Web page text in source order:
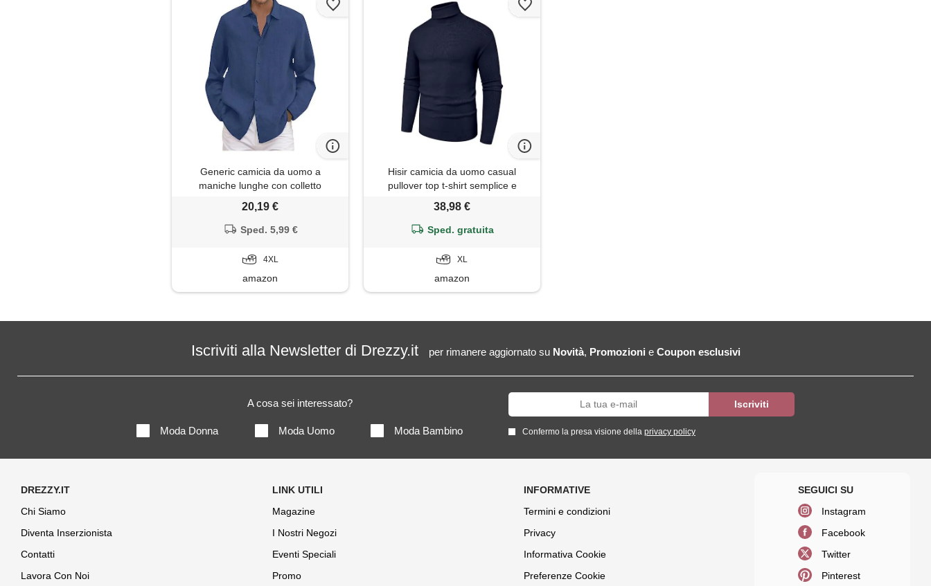
Generic camicia da uomo a
maniche lunghe con colletto
rovesciato da uomo in cotone e lino
estivo da uomo, casual, taglie forti
dolcevita invernale
20,19 €
Sped. 5,99 €
4XL
amazon
Hisir camicia da uomo casual
pullover top t-shirt semplice e
semplice mostra il tuo spirito eroico,
5804 blu marino, xl
38,98 €
Sped. gratuita
XL
amazon
Iscriviti alla Newsletter di Drezzy.it per rimanere aggiornato su Novità, Promozioni e Coupon esclusivi
A cosa sei interessato?
Moda Donna Moda Uomo Moda Bambino Confermo la presa visione della privacy policy
Chi Siamo
Diventa Inserzionista
Contatti
Lavora Con Noi
Magazine
I Nostri Negozi
Eventi Speciali
Promo
Termini e condizioni
Privacy
Informativa Cookie
Preferenze Cookie
Instagram
Facebook
Twitter
Pinterest